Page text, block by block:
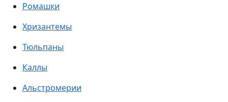
Ромашки
Хризантемы
Тюльпаны
Каллы
Альстромерии